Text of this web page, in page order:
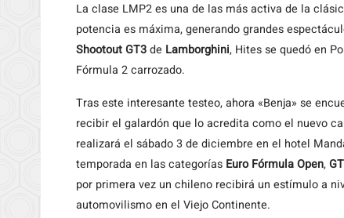
La clase LMP2 es una de las más activa de la
potencia es máxima, generando grandes
Shootout GT3de Lamborghini, Hites se quedó en
Fórmula 2 carrozado.
Tras este interesante testeo, ahora «Benja» se
recibir el galardón que lo acredita como el nuevo
realizará el sábado 3 de diciembre en el hotel
temporada en las categorías Euro Fórmula Open,
por primera vez un chileno recibirá un estímulo a
automovilismo en el Viejo Continente.